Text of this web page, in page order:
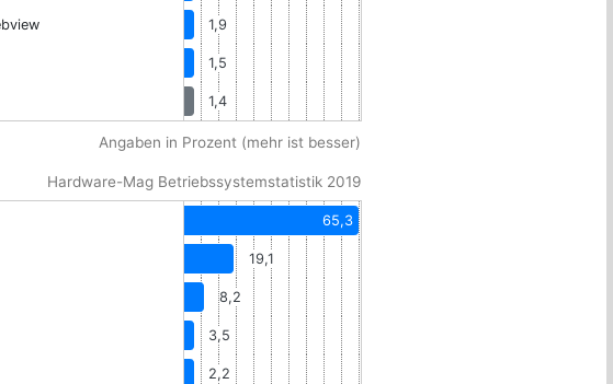
1,9
1,5
1,4
Angaben in Prozent (mehr ist besser)
Hardware-Mag Betriebssystemstatistik 2019
65,3
19,1
8,2
3,5
2,2